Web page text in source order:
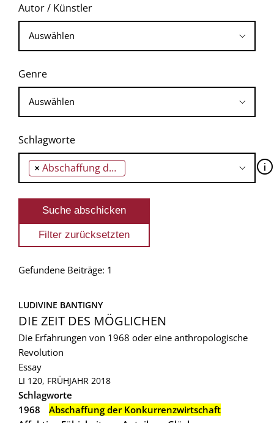
Autor / Künstler
Genre
Schlagworte
× Abschaffung der Konkurrenzwirtschaft 🛈
Gefundene Beiträge: 1
LUDIVINE BANTIGNY
DIE ZEIT DES MÖGLICHEN
Die Erfahrungen von 1968 oder eine anthropologische
Revolution
Essay
LI 120, FRÜHJAHR 2018
Schlagworte
1968
Abschaffung der Konkurrenzwirtschaft